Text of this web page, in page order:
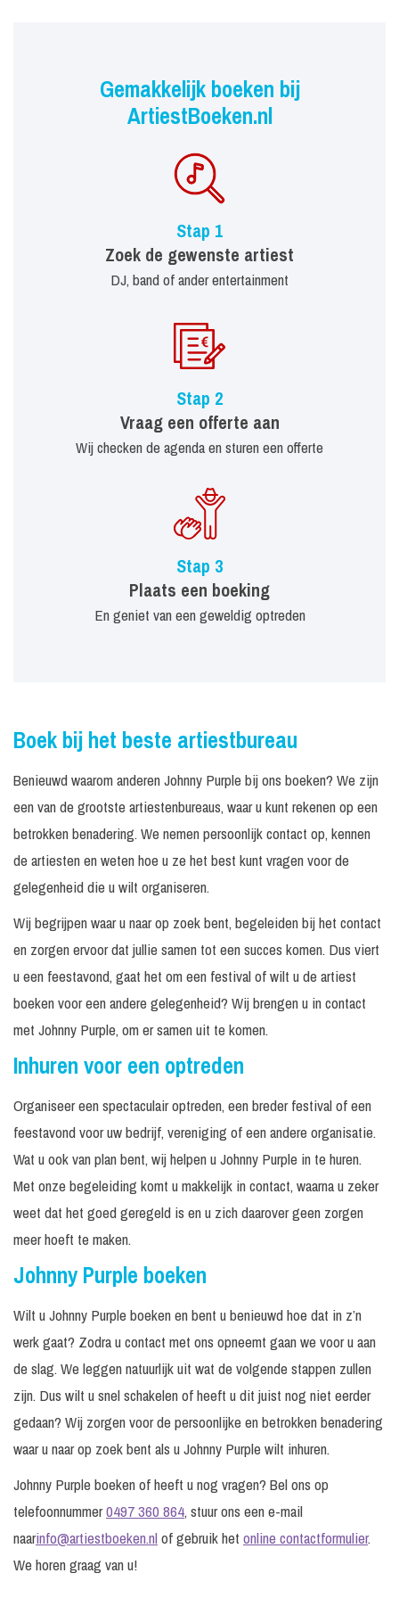
Gemakkelijk boeken bij
ArtiestBoeken.nl
Stap 1
Zoek de gewenste artiest
DJ, band of ander entertainment
Stap 2
Vraag een offerte aan
Wij checken de agenda en sturen een offerte
Stap 3
Plaats een boeking
En geniet van een geweldig optreden
Boek bij het beste artiestbureau
Benieuwd waarom anderen Johnny Purple bij ons boeken? We zijn
een van de grootste artiestenbureaus, waar u kunt rekenen op een
betrokken benadering. We nemen persoonlijk contact op, kennen
de artiesten en weten hoe u ze het best kunt vragen voor de
gelegenheid die u wilt organiseren.
Wij begrijpen waar u naar op zoek bent, begeleiden bij het contact
en zorgen ervoor dat jullie samen tot een succes komen. Dus viert
u een feestavond, gaat het om een festival of wilt u de artiest
boeken voor een andere gelegenheid? Wij brengen u in contact
met Johnny Purple, om er samen uit te komen.
Inhuren voor een optreden
Organiseer een spectaculair optreden, een breder festival of een
feestavond voor uw bedrijf, vereniging of een andere organisatie.
Wat u ook van plan bent, wij helpen u Johnny Purple in te huren.
Met onze begeleiding komt u makkelijk in contact, waarna u zeker
weet dat het goed geregeld is en u zich daarover geen zorgen
meer hoeft te maken.
Johnny Purple boeken
Wilt u Johnny Purple boeken en bent u benieuwd hoe dat in z’n
werk gaat? Zodra u contact met ons opneemt gaan we voor u aan
de slag. We leggen natuurlijk uit wat de volgende stappen zullen
zijn. Dus wilt u snel schakelen of heeft u dit juist nog niet eerder
gedaan? Wij zorgen voor de persoonlijke en betrokken benadering
waar u naar op zoek bent als u Johnny Purple wilt inhuren.
Johnny Purple boeken of heeft u nog vragen? Bel ons op
telefoonnummer0497 360 864, stuur ons een e-mail
naarinfo@artiestboeken.nlof gebruik het online contactformulier.
We horen graag van u!